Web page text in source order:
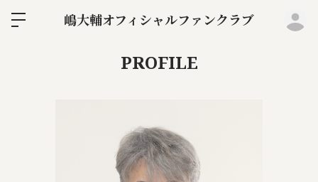
嶋大輔オフィシャルファンクラブ
PROFILE